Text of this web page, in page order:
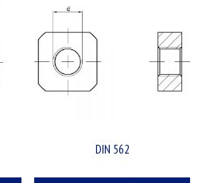
DIN 562